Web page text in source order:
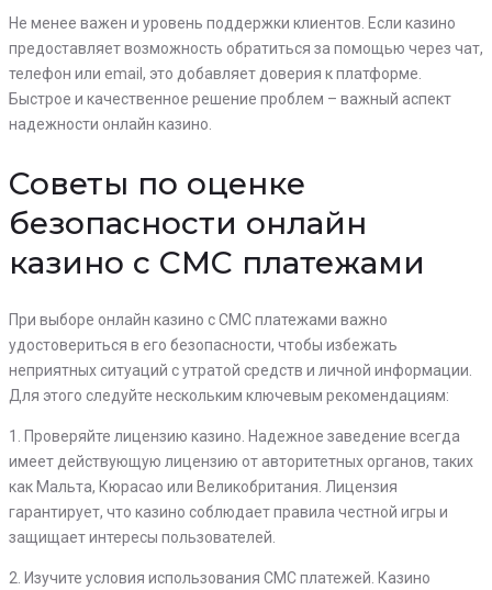
Не менее важен и уровень поддержки клиентов. Если казино
предоставляет возможность обратиться за помощью через чат,
телефон или email, это добавляет доверия к платформе.
Быстрое и качественное решение проблем – важный аспект
надежности онлайн казино.
Советы по оценке
безопасности онлайн
казино с СМС платежами
При выборе онлайн казино с СМС платежами важно
удостовериться в его безопасности, чтобы избежать
неприятных ситуаций с утратой средств и личной информации.
Для этого следуйте нескольким ключевым рекомендациям:
1. Проверяйте лицензию казино. Надежное заведение всегда
имеет действующую лицензию от авторитетных органов, таких
как Мальта, Кюрасао или Великобритания. Лицензия
гарантирует, что казино соблюдает правила честной игры и
защищает интересы пользователей.
2. Изучите условия использования СМС платежей. Казино